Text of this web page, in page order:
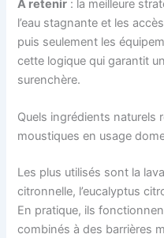
À retenir : la meilleure
l’eau stagnante et les
puis seulement les
cette logique qui garantit
surenchère.
Quels ingrédients naturels
moustiques en usage
Les plus utilisés sont la
citronnelle, l’eucalyptus
En pratique, ils
combinés à des barrières